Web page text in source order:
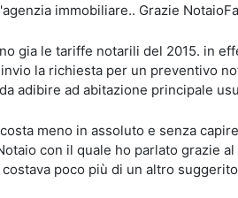
immobiliare.. Grazie
gia le tariffe notarili del 2015. in
la richiesta per un preventivo
adibire ad abitazione principale
meno in assoluto e senza
con il quale ho parlato grazie
poco più di un altro